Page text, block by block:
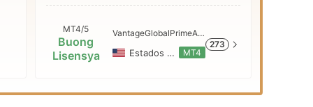
MT4/5
Buong
Lisensya
VantageGlobalPrimeAU
Estados Unidos MT4
273